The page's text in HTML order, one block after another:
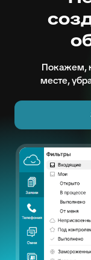
Покажем,
месте,